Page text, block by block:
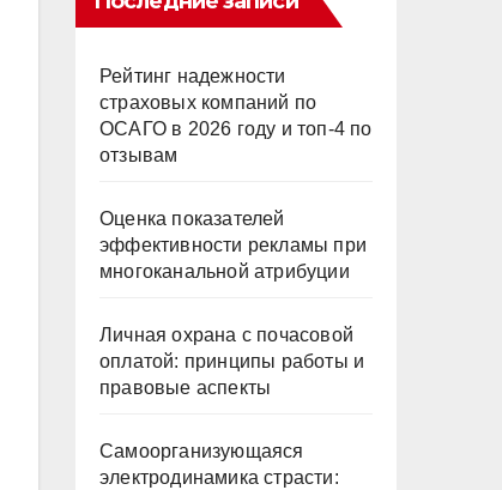
Рейтинг надежности
страховых компаний по
ОСАГО в 2026 году и топ-4 по
отзывам
Оценка показателей
эффективности рекламы при
многоканальной атрибуции
Личная охрана с почасовой
оплатой: принципы работы и
правовые аспекты
Самоорганизующаяся
электродинамика страсти: